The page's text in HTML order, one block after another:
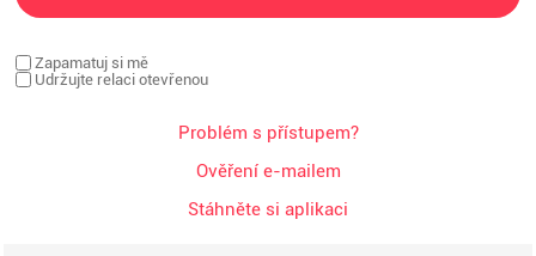
Zapamatuj si mě
Udržujte relaci otevřenou
Problém s přístupem?
Ověření e-mailem
Stáhněte si aplikaci